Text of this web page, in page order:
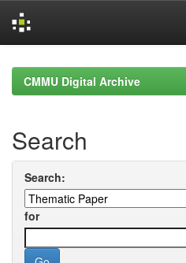
navigationCMMU Digital Archive
Search
Search:
for